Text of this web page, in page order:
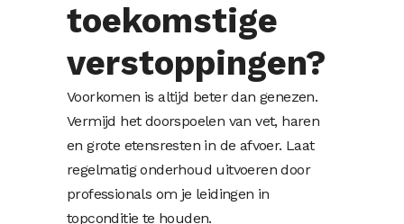
toekomstige
verstoppingen?
Voorkomen is altijd beter dan genezen.
Vermijd het doorspoelen van vet, haren
en grote etensresten in de afvoer. Laat
regelmatig onderhoud uitvoeren door
professionals om je leidingen in
topconditie te houden.